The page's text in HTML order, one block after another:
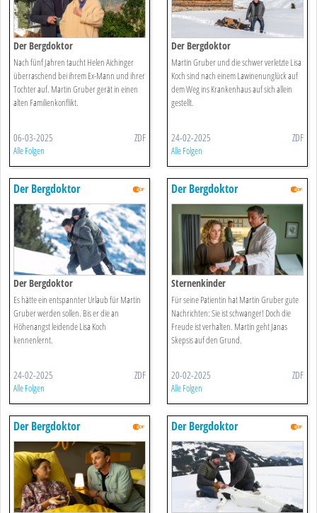
Der Bergdoktor
Nach fünf Jahren taucht Helen Aichinger
überraschend bei ihrem Ex-Mann und ihrer
Tochter auf. Martin Gruber gerät in einen
alten Familienkonflikt.
06-03-2025 ZDF
Alle Folgen
Der Bergdoktor
Martin Gruber und die schwer verletzte Lisa
Koch sind nach einem Lawinenunglück auf
dem Weg ins Krankenhaus auf sich allein
gestellt.
24-02-2025 ZDF
Alle Folgen
Der Bergdoktor
Der Bergdoktor
Es hätte ein entspannter Urlaub für Martin
Gruber werden sollen. Bis er die an
Höhenangst leidende Lisa Koch
kennenlernt.
24-02-2025 ZDF
Alle Folgen
Der Bergdoktor
Sternenkinder
Für seine Patientin hat Martin Gruber gute
Nachrichten: Sie ist schwanger! Doch die
Freude ist verhalten. Martin geht Janas
Skepsis auf den Grund.
20-02-2025 ZDF
Alle Folgen
Der Bergdoktor Der Bergdoktor